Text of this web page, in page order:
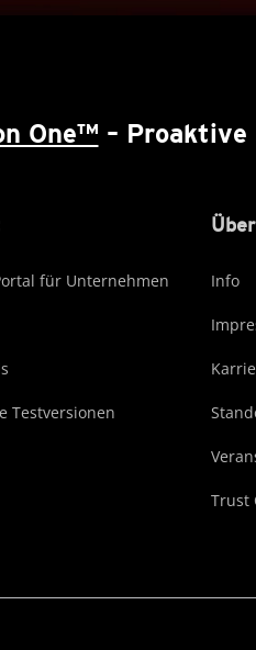
One™ –
für Unternehmen
Testversionen
Info
Trust